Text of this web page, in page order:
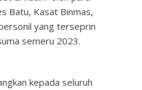
Batu, Kasat Binmas,
yang terseprin
semeru 2023.
kepada seluruh